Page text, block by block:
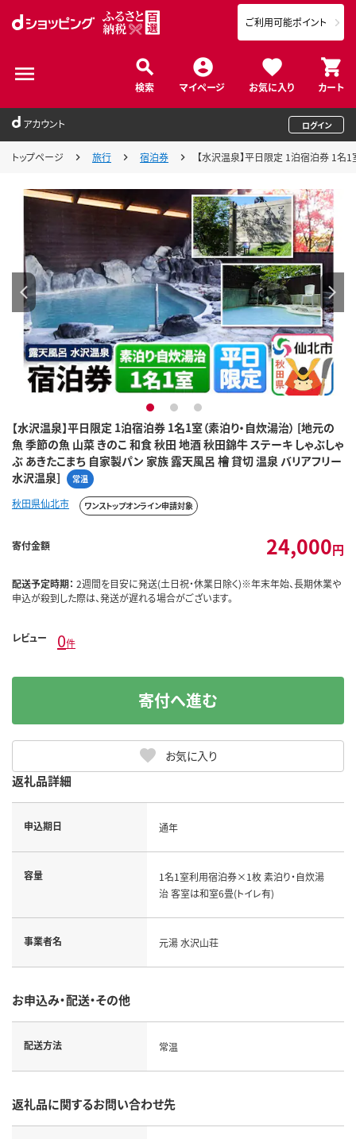
検索 マイページ お気に入り カート
ご利用可能ポイント
アカウント ログイン
トップページ 旅行 宿泊券 【水沢温泉】平日限定 1泊宿泊券 1名
【水沢温泉】平日限定 1泊宿泊券 1名1室（素泊り・自炊湯治） [地元の
魚 季節の魚 山菜 きのこ 和食 秋田 地酒 秋田錦牛 ステーキ しゃぶしゃ
ぶ あきたこまち 自家製パン 家族 露天風呂 檜 貸切 温泉 バリアフリー
水沢温泉]
常温
1 2 3
秋田県仙北市 ワンストップオンライン申請対象
寄付金額 24,000円
配送予定時期： 2週間を目安に発送(土日祝・休業日除く)※年末年始、長期休業や
申込が殺到した際は、発送が遅れる場合がございます。
レビュー 0件
お気に入り
寄付へ進む
返礼品詳細
申込期日 通年
容量
1名1室利用宿泊券×1枚 素泊り・自炊湯
治 客室は和室6畳(トイレ有)
事業者名 元湯 水沢山荘
お申込み・配送・その他
配送方法 常温
返礼品に関するお問い合わせ先